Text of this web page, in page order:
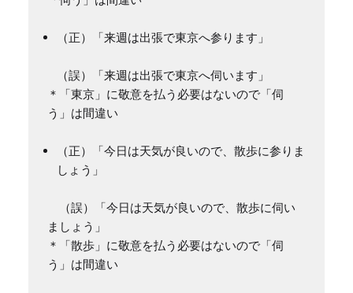
（正）「来週は出張で東京へ参ります」
＊「東京」に敬意を払う必要はないので「伺
（正）「今日は天気が良いので、散歩に参りま
しょう」
（誤）「今日は天気が良いので、散歩に伺い
ましょう」
＊「散歩」に敬意を払う必要はないので「伺